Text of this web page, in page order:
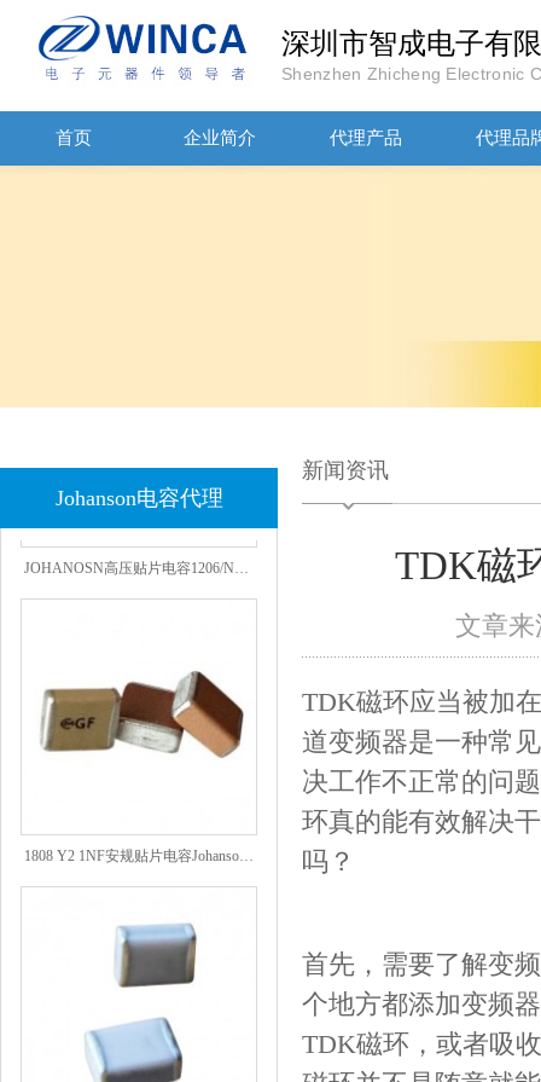
深圳市智成电子有
Shenzhen Zhicheng Electronic
首页 企业简介 代理产品 代理品
Johanson电容代理
新闻资讯
TDK磁
文章
TDK磁环应当被加
道变频器是一种常
决工作不正常的问
环真的能有效解决
吗？
首先，需要了解变
个地方都添加变频
TDK磁环，或者吸